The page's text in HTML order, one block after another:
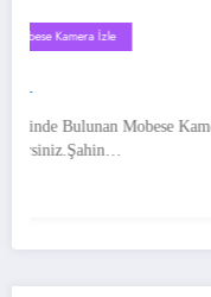
Kameraları İle Canlı